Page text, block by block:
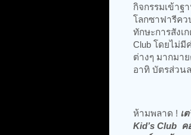
กิจกรรมเข้าฐ
โลกซาฟารีคว
ทักษะการสังเ
Club โดยไม่มี
ต่างๆ มากมา
อาทิ บัตรส่วนล
ห้ามพลาด ! เ
Kid’s Club